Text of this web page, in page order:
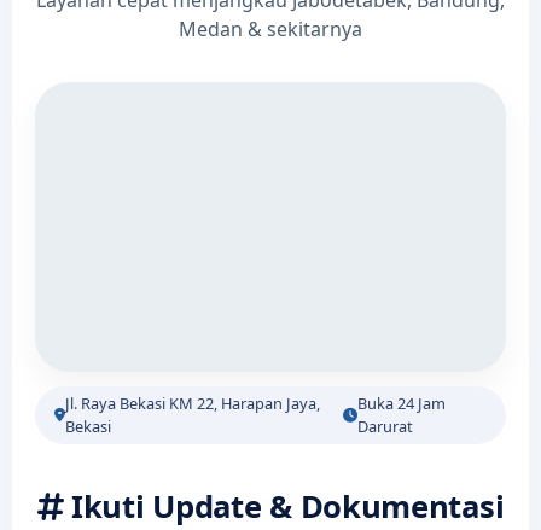
Medan & sekitarnya
Jl. Raya Bekasi KM 22, Harapan Jaya,
Bekasi
Buka 24 Jam
Darurat
Ikuti Update & Dokumentasi